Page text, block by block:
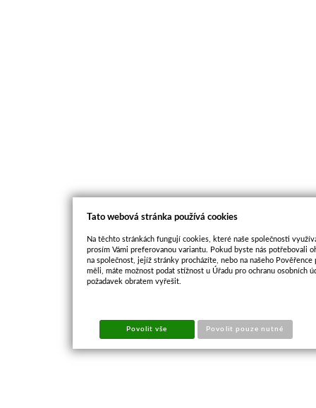
Tato webová stránka používá cookies
Na těchto stránkách fungují cookies, které naše společnosti
prosím Vámi preferovanou variantu. Pokud byste nás potřebovali
na společnost, jejíž stránky procházíte, nebo na našeho
měli, máte možnost podat stížnost u Úřadu pro ochranu osobních
požadavek obratem vyřešit.
Povolit vše Povolit pouze nutné